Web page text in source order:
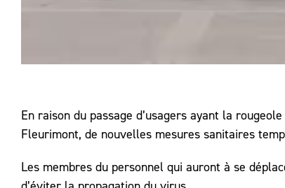
En raison du passage d’usagers ayant la
Fleurimont, de nouvelles mesures sanitaires
Les membres du personnel qui auront à se